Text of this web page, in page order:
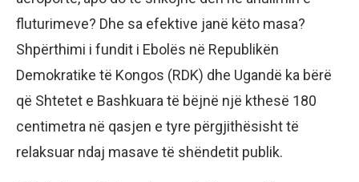
fluturimeve? Dhe sa efektive janë këto masa?
Shpërthimi i fundit i Ebolës në Republikën
Demokratike të Kongos (RDK) dhe Ugandë ka bërë
që Shtetet e Bashkuara të bëjnë një kthesë 180
centimetra në qasjen e tyre përgjithësisht të
relaksuar ndaj masave të shëndetit publik.